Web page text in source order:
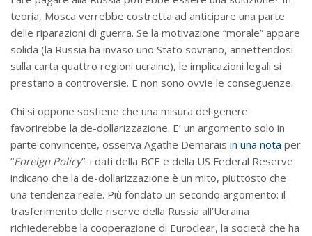
teoria, Mosca verrebbe costretta ad anticipare una parte
delle riparazioni di guerra. Se la motivazione “morale” appare
solida (la Russia ha invaso uno Stato sovrano, annettendosi
sulla carta quattro regioni ucraine), le implicazioni legali si
prestano a controversie. E non sono ovvie le conseguenze.
Chi si oppone sostiene che una misura del genere
favorirebbe la de-dollarizzazione. E’ un argomento solo in
parte convincente, osserva Agathe Demarais in una nota per
“Foreign Policy”: i dati della BCE e della US Federal Reserve
indicano che la de-dollarizzazione è un mito, piuttosto che
una tendenza reale. Più fondato un secondo argomento: il
trasferimento delle riserve della Russia all’Ucraina
richiederebbe la cooperazione di Euroclear, la società che ha